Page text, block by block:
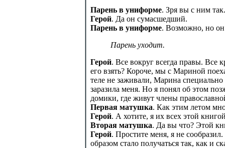
Парень в униформе. Зря вы с ним так.
Герой. Да он сумасшедший.
Парень в униформе. Возможно, но
Парень уходит.
Герой. Все вокруг всегда правы. Все
его взять? Короче, мы с Мариной
теле не заживали, Марина
заразила меня. Но я понял об этом
домики, где живут члены
Первая матушка. Как этим летом
Герой. А хотите, я их всех этой
Вторая матушка. Да вы что? Этой
Герой. Простите меня, я не
образом стало получаться так, как и